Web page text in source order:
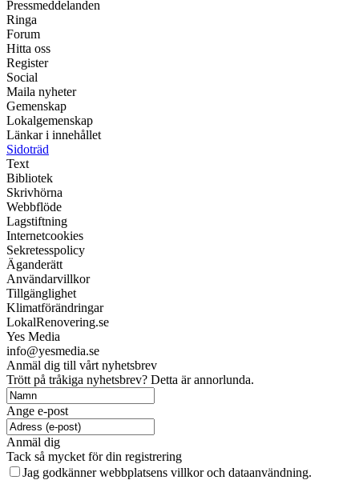
Pressmeddelanden
Ringa
Forum
Hitta oss
Register
Social
Maila nyheter
Gemenskap
Lokalgemenskap
Länkar i innehållet
Sidoträd
Text
Bibliotek
Skrivhörna
Webbflöde
Lagstiftning
Internetcookies
Sekretesspolicy
Äganderätt
Användarvillkor
Tillgänglighet
Klimatförändringar
LokalRenovering.se
Yes Media
info@yesmedia.se
Anmäl dig till vårt nyhetsbrev
Trött på tråkiga nyhetsbrev? Detta är annorlunda.
Ange e-post
Anmäl dig
Tack så mycket för din registrering
Jag godkänner webbplatsens villkor och dataanvändning.